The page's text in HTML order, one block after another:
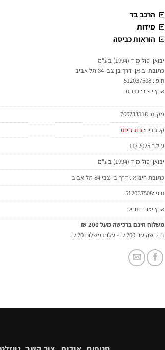
הרכב בד
מידות
הוראות כביסה
יבואן: פולימוד (1994) בע"מ
כתובת יבואן: דרך בן צבי 84 תל אביב
ח.פ.: 512037508
ארץ ייצור: תוניס
מק"ט: 700233118
קטגוריה: ג'וג ג'ינס
ע.ל.ר 11/2025
יבואן: פולימוד (1994) בע"מ
כתובת היבואן: דרך בן צבי 84 תל אביב
ח.פ.:512037508
ארץ יצור: תוניס
משלוח חינם ברכישה מעל 200 ₪
ברכישה עד 200 ₪ - עלות משלוח 20 ₪.